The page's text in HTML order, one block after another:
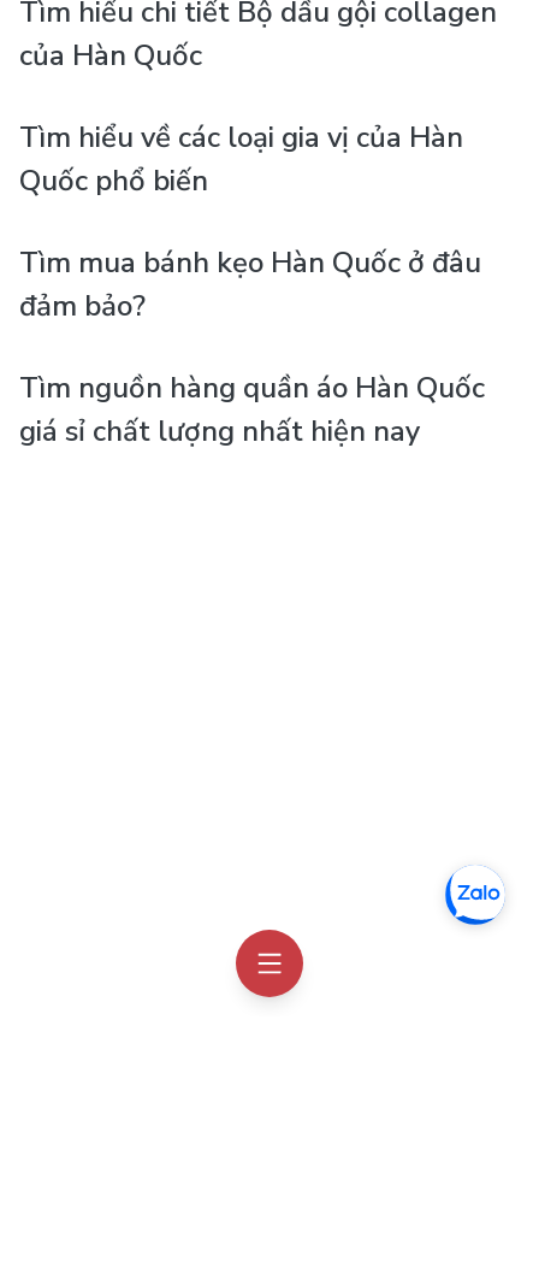
Tìm hiểu chi tiết Bộ dầu gội collagen
của Hàn Quốc
Tìm hiểu về các loại gia vị của Hàn
Quốc phổ biến
Tìm mua bánh kẹo Hàn Quốc ở đâu
đảm bảo?
Tìm nguồn hàng quần áo Hàn Quốc
giá sỉ chất lượng nhất hiện nay